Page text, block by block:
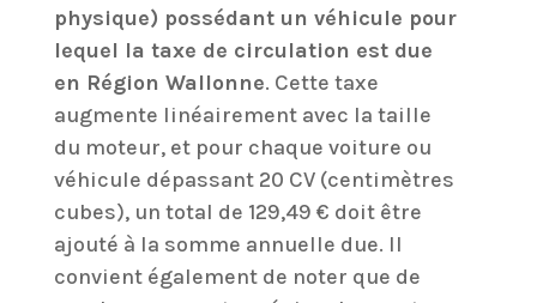
physique) possédant un véhicule pour
lequel la taxe de circulation est due
en Région Wallonne. Cette taxe
augmente linéairement avec la taille
du moteur, et pour chaque voiture ou
véhicule dépassant 20 CV (centimètres
cubes), un total de 129,49 € doit être
ajouté à la somme annuelle due. Il
convient également de noter que de